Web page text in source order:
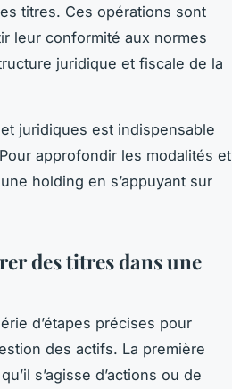
titres. Ces opérations sont
leur conformité aux normes
juridique et fiscale de la
juridiques est indispensable
approfondir les modalités et
holding en s’appuyant sur
des titres dans une
d’étapes précises pour
des actifs. La première
s’agisse d’actions ou de